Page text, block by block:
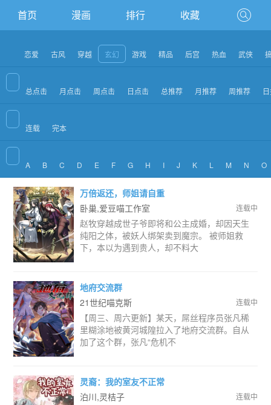
首页 漫画 排行 收藏
恋爱 古风 穿越 玄幻 游戏 精品 后宫 热血 武侠
总点击 月点击 周点击 日点击 总推荐 月推荐 周推荐
连载 完本
A B C D E F G H I J K L M N O
万倍返还，师姐请自重
卧巢,爱豆喵工作室
连载中
赵牧穿越成世子爷即将和公主成婚，却因天生
纯阳之体，被妖人绑架卖到魔宗。 被师姐救
下，本以为遇到贵人，却不料大
地府交流群
21世纪喵克斯
连载中
【周三、周六更新】某天，屌丝程序员张凡稀
里糊涂地被黄河城隍拉入了地府交流群。自从
加了这个群，张凡“危机不
灵裔：我的室友不正常
泊川,灵桔子
连载中